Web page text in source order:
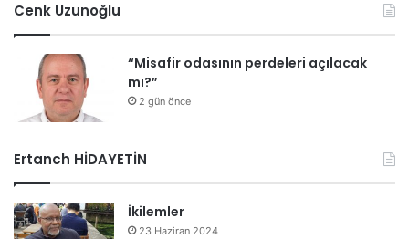
Cenk Uzunoğlu
“Misafir odasının perdeleri açılacak
mı?”
2 gün önce
Ertanch HİDAYETİN
İkilemler
23 Haziran 2024